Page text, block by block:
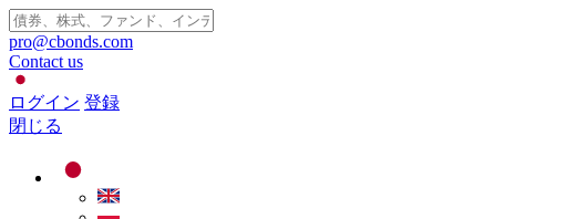
pro@cbonds.com
Contact us
ログイン 登録
閉じる